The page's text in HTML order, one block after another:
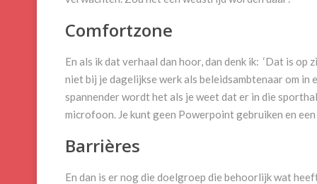
Comfortzone
En als ik dat verhaal dan hoor, dan denk ik: ‘Dat is
niet bij je dagelijkse werk als beleidsambtenaar om
spannender wordt het als je weet dat er in die
microfoon. Je kunt geen Powerpoint gebruiken en
Barrières
En dan is er nog die doelgroep die behoorlijk wat